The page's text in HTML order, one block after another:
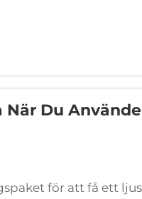
Du
för att få ett